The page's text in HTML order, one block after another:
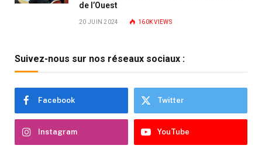
de l’Ouest
20 JUIN 2024 160KVIEWS
Suivez-nous sur nos réseaux sociaux :
Facebook Twitter
Instagram YouTube